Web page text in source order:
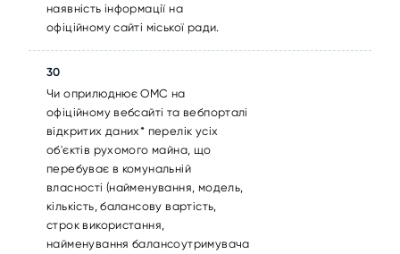
наявність інформації на
офіційному сайті міської ради.
30
Чи оприлюднює ОМС на
офіційному вебсайті та вебпорталі
відкритих даних* перелік усіх
об'єктів рухомого майна, що
перебуває в комунальній
власності (найменування, модель,
кількість, балансову вартість,
строк використання,
найменування балансоутримувача